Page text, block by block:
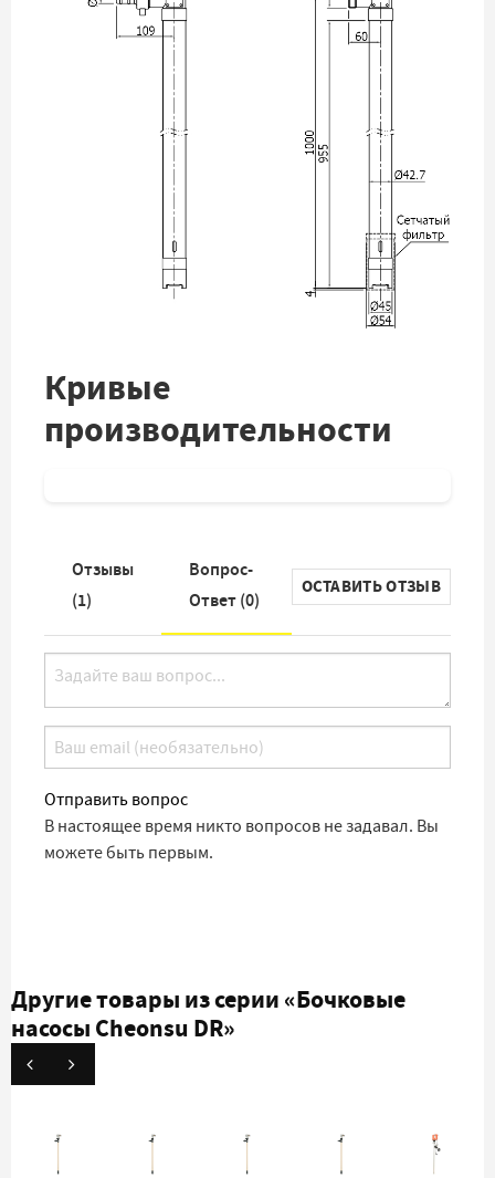
Кривые
производительности
Отзывы
(1)
Вопрос-
Ответ (0)
ОСТАВИТЬ ОТЗЫВ
Отправить вопрос
В настоящее время никто вопросов не задавал. Вы
можете быть первым.
Другие товары из серии«Бочковые
насосы Cheonsu DR»